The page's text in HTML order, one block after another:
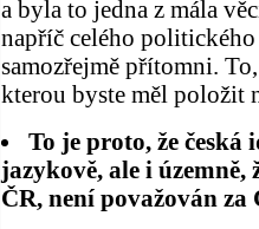
a byla to jedna z mála
napříč celého
samozřejmě přítomni.
kterou byste měl položit
To je proto, že
jazykově, ale i územně,
ČR, není považován za